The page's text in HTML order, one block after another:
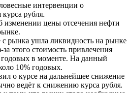
интервенции о
рубля.
изменении цены отсечения нефти
рынка ушла ликвидность на рынке
этого стоимость привлечения
в моменте. На данный
10% годовых.
о курсе на дальнейшее снижение
ведёт к снижению курса рубля.